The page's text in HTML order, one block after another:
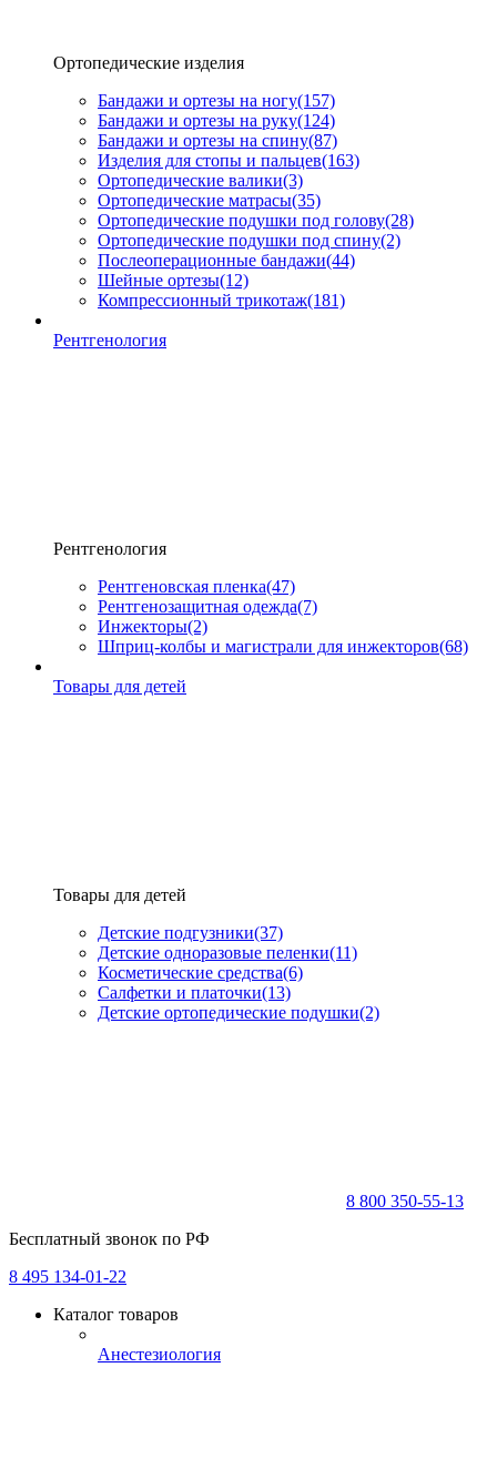
Ортопедические изделия
Бандажи и ортезы на ногу(157)
Бандажи и ортезы на руку(124)
Бандажи и ортезы на спину(87)
Изделия для стопы и пальцев(163)
Ортопедические валики(3)
Ортопедические матрасы(35)
Ортопедические подушки под голову(28)
Ортопедические подушки под спину(2)
Послеоперационные бандажи(44)
Шейные ортезы(12)
Компрессионный трикотаж(181)
Рентгенология
Рентгенология
Рентгеновская пленка(47)
Рентгенозащитная одежда(7)
Инжекторы(2)
Шприц-колбы и магистрали для инжекторов(68)
Товары для детей
Товары для детей
Детские подгузники(37)
Детские одноразовые пеленки(11)
Косметические средства(6)
Салфетки и платочки(13)
Детские ортопедические подушки(2)
8 800 350-55-13
Бесплатный звонок по РФ
8 495 134-01-22
Каталог товаров
Анестезиология